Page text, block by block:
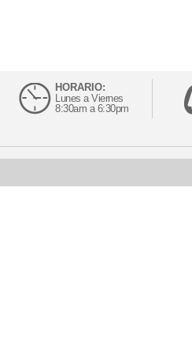
HORARIO:
Lunes a Viernes
8:30am a 6:30pm